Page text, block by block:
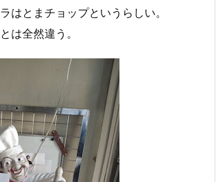
はとまチョップというらしい。
は全然違う。